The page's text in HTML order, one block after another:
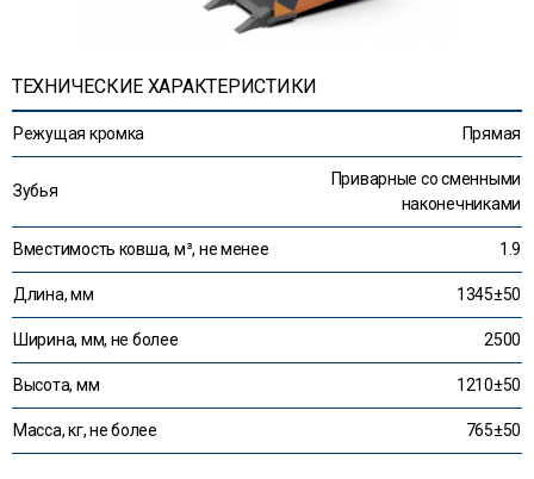
ТЕХНИЧЕСКИЕ ХАРАКТЕРИСТИКИ
Режущая кромка Прямая
Зубья
Приварные со сменными
наконечниками
Вместимость ковша, м³, не менее 1.9
Длина, мм 1345±50
Ширина, мм, не более 2500
Высота, мм 1210±50
Масса, кг, не более 765±50